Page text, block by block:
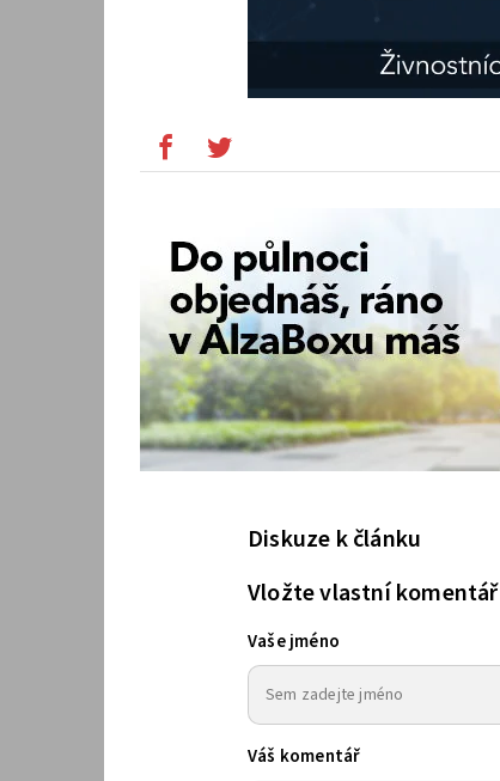
Diskuze k článku
Vložte vlastní komentář
Vaše jméno
Váš komentář